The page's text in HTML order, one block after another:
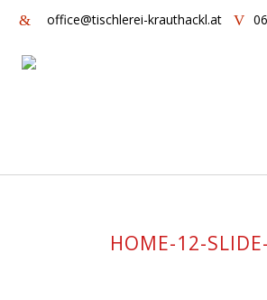
office@tischlerei-krauthackl.at
HOME-12-